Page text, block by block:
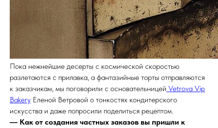
Пока нежнейшие десерты с космической скоростью
разлетаются с прилавка, а фантазийные торты отправляются
к заказчикам, мы поговорили с основательницей Vetrova Vip
Bakery Еленой Ветровой о тонкостях кондитерского
искусства и даже попросили поделиться рецептом.
― Как от создания частных заказов вы пришли к